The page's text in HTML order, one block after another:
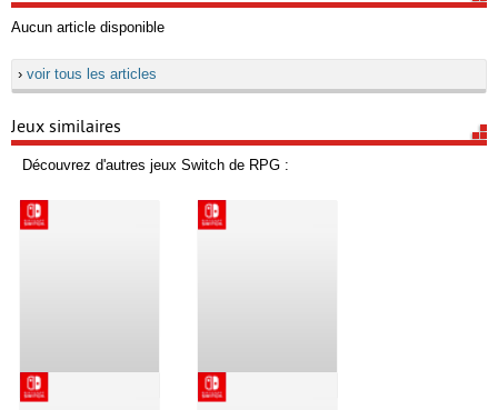
Aucun article disponible
› voir tous les articles
Jeux similaires
Découvrez d'autres jeux Switch de RPG :